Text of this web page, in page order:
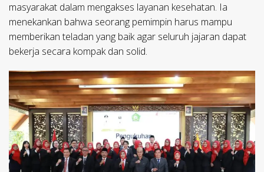
masyarakat dalam mengakses layanan kesehatan. Ia
menekankan bahwa seorang pemimpin harus mampu
memberikan teladan yang baik agar seluruh jajaran dapat
bekerja secara kompak dan solid.